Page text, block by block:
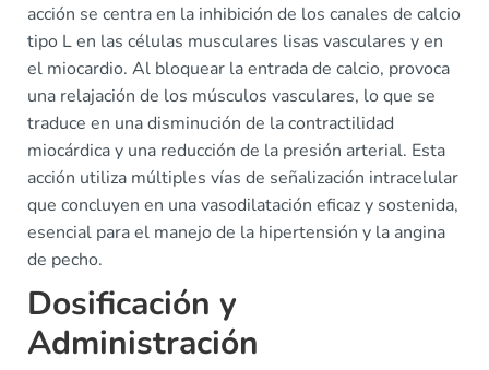
acción se centra en la inhibición de los canales de calcio
tipo L en las células musculares lisas vasculares y en
el miocardio. Al bloquear la entrada de calcio, provoca
una relajación de los músculos vasculares, lo que se
traduce en una disminución de la contractilidad
miocárdica y una reducción de la presión arterial. Esta
acción utiliza múltiples vías de señalización intracelular
que concluyen en una vasodilatación eficaz y sostenida,
esencial para el manejo de la hipertensión y la angina
de pecho.
Dosificación y
Administración